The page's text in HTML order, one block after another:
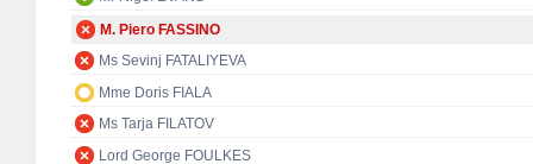
M. Piero FASSINO
Ms Sevinj FATALIYEVA
Mme Doris FIALA
Ms Tarja FILATOV
Lord George FOULKES